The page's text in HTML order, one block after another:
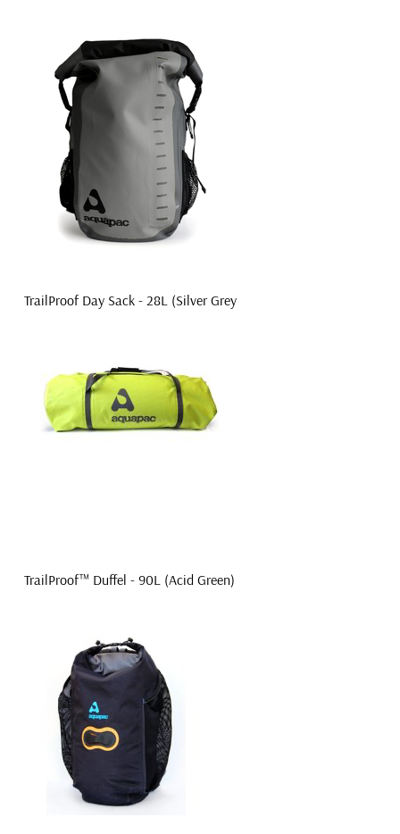
TrailProof Day Sack - 28L (Silver Grey
TrailProof™ Duffel - 90L (Acid Green)